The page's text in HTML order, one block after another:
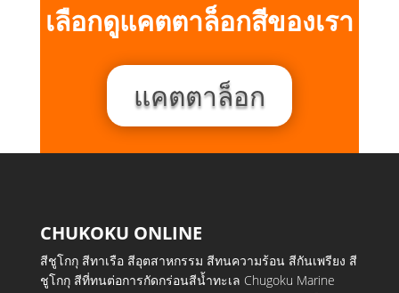
เลือกดูแคตตาล็อกสีของเรา
แคตตาล็อก
CHUKOKU ONLINE
สีชูโกกุ สีทาเรือ สีอุตสาหกรรม สีทนความร้อน สีกันเพรียง สี
ชูโกกุ สีที่ทนต่อการกัดกร่อนสีน้ำทะเล Chugoku Marine